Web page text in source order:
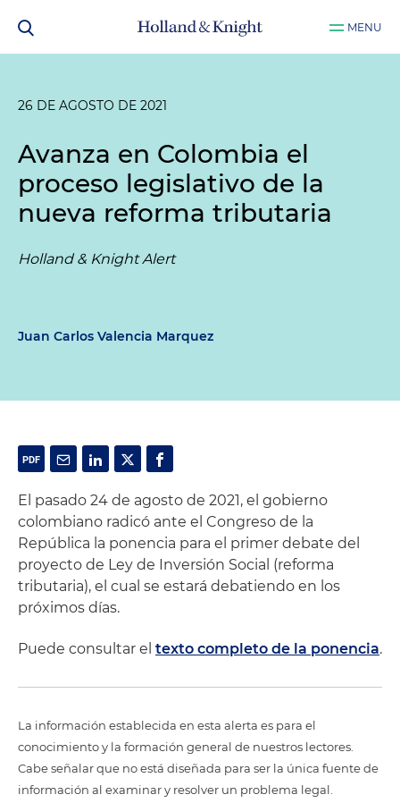
MENU
26 DE AGOSTO DE 2021
Avanza en Colombia el
proceso legislativo de la
nueva reforma tributaria
Holland & Knight Alert
Juan Carlos Valencia Marquez
El pasado 24 de agosto de 2021, el gobierno
colombiano radicó ante el Congreso de la
República la ponencia para el primer debate del
proyecto de Ley de Inversión Social (reforma
tributaria), el cual se estará debatiendo en los
próximos días.
Puede consultar el texto completo de la ponencia.
La información establecida en esta alerta es para el
conocimiento y la formación general de nuestros lectores.
Cabe señalar que no está diseñada para ser la única fuente de
información al examinar y resolver un problema legal.